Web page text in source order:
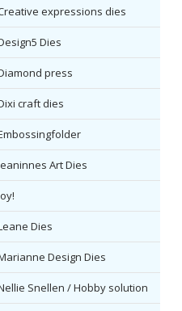
expressions dies
Dies
press
craft dies
Art Dies
Dies
Design Dies
Snellen / Hobby solution